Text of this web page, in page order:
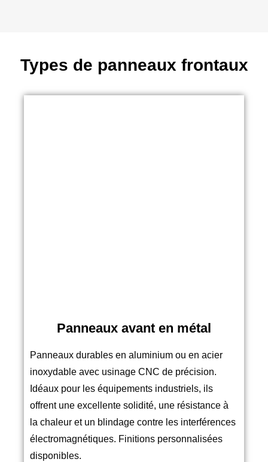
Types de panneaux frontaux
Panneaux avant en métal
Panneaux durables en aluminium ou en acier
inoxydable avec usinage CNC de précision.
Idéaux pour les équipements industriels, ils
offrent une excellente solidité, une résistance à
la chaleur et un blindage contre les interférences
électromagnétiques. Finitions personnalisées
disponibles.